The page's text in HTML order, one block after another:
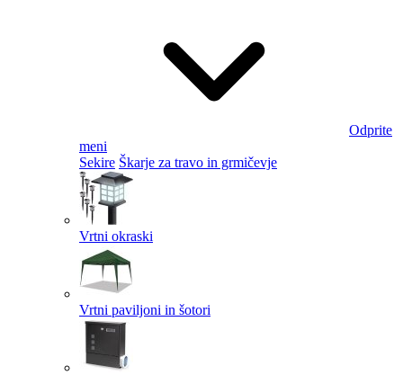
Odprite
meni
Sekire Škarje za travo in grmičevje
Vrtni okraski
Vrtni paviljoni in šotori